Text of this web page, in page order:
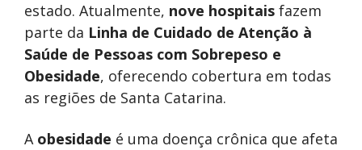
estado. Atualmente, nove hospitais fazem
parte da Linha de Cuidado de Atenção à
Saúde de Pessoas com Sobrepeso e
Obesidade, oferecendo cobertura em todas
as regiões de Santa Catarina.
A obesidade é uma doença crônica que afeta